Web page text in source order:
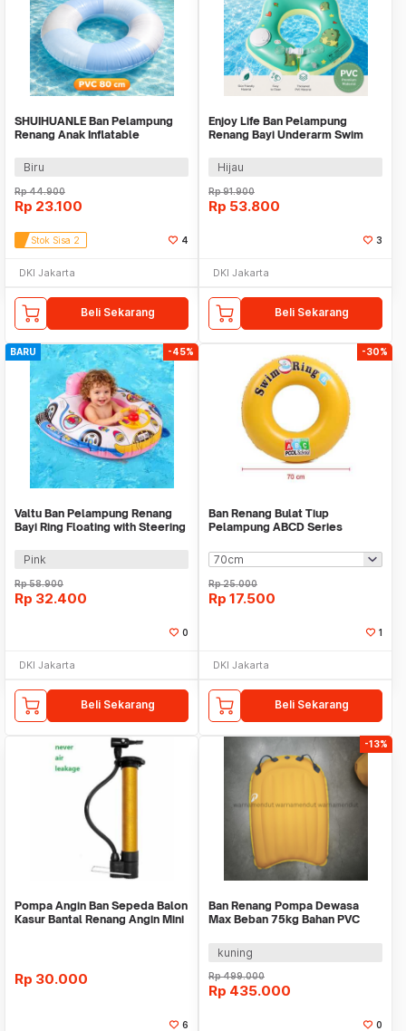
SHUIHUANLE Ban Pelampung
Renang Anak Inflatable
Biru
Rp44.900
Rp 23.100
Stok Sisa 2 4
DKI Jakarta
Beli Sekarang
Enjoy Life Ban Pelampung
Renang Bayi Underarm Swim
Hijau
Rp91.900
Rp 53.800
3
DKI Jakarta
Beli Sekarang
BARU -45%
Valtu Ban Pelampung Renang
Bayi Ring Floating with Steering
Pink
Rp58.900
Rp 32.400
0
DKI Jakarta
Beli Sekarang
-30%
Ban Renang Bulat Tiup
Pelampung ABCD Series
Rp25.000
Rp 17.500
1
DKI Jakarta
Beli Sekarang
Pompa Angin Ban Sepeda Balon
Kasur Bantal Renang Angin Mini
Rp 30.000
6
-13%
Ban Renang Pompa Dewasa
Max Beban 75kg Bahan PVC
kuning
Rp499.000
Rp 435.000
0